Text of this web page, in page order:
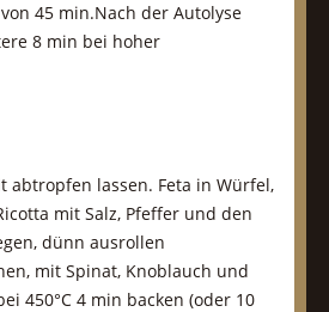
45 min.Nach der Autolyse
8 min bei hoher
abtropfen lassen. Feta in Würfel,
mit Salz, Pfeffer und den
dünn ausrollen
mit Spinat, Knoblauch und
450°C 4 min backen (oder 10